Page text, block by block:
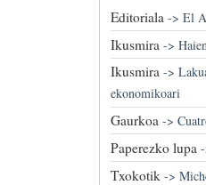
Editoriala -> El
Ikusmira ->
Ikusmira->
ekonomikoari
Gaurkoa->
Paperezko lupa-
Txokotik ->